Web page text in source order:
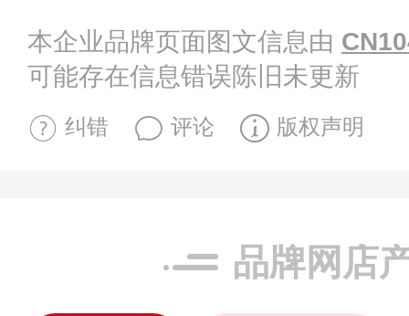
本企业品牌页面图文信息由
可能存在信息错误陈旧未更新
纠错 评论 版权声明
品牌网店